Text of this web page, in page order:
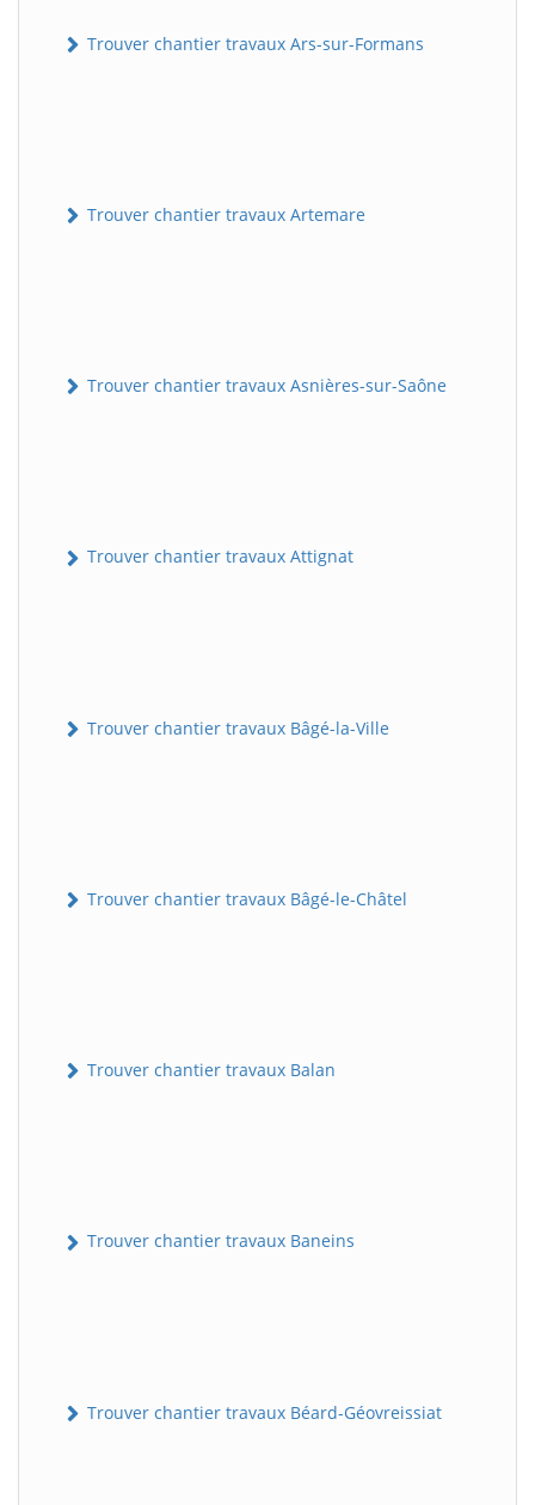
Trouver chantier travaux Ars-sur-Formans
Trouver chantier travaux Artemare
Trouver chantier travaux Asnières-sur-Saône
Trouver chantier travaux Attignat
Trouver chantier travaux Bâgé-la-Ville
Trouver chantier travaux Bâgé-le-Châtel
Trouver chantier travaux Balan
Trouver chantier travaux Baneins
Trouver chantier travaux Béard-Géovreissiat